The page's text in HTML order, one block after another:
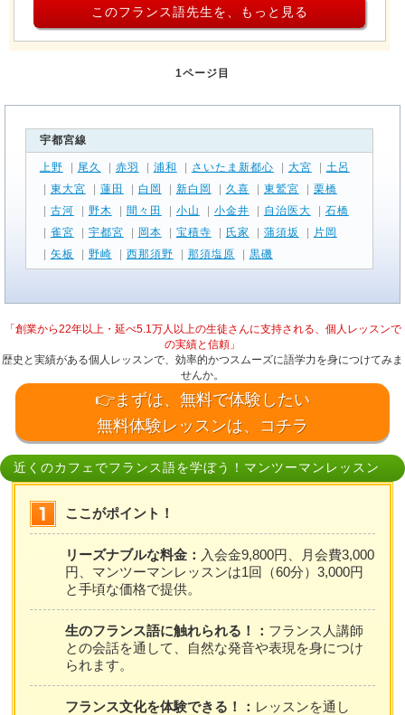
このフランス語先生を、もっと見る
1ページ目
宇都宮線
上野 尾久 赤羽 浦和 さいたま新都心 大宮
土呂
東大宮 蓮田 白岡 新白岡 久喜 東鷲宮
栗橋
古河 野木 間々田 小山 小金井 自治医大
石橋
雀宮 宇都宮 岡本 宝積寺 氏家 蒲須坂
片岡
矢板 野崎 西那須野 那須塩原 黒磯
「創業から22年以上・延べ5.1万人以上の生徒さんに支持される、個人レッスンで
の実績と信頼」
歴史と実績がある個人レッスンで、効率的かつスムーズに語学力を身につけてみま
せんか。
👉まずは、無料で体験したい
無料体験レッスンは、コチラ
近くのカフェでフランス語を学ぼう！マンツーマンレッスン
ここがポイント！
リーズナブルな料金： 入会金9,800円、月会費3,000
円、マンツーマンレッスンは1回（60分）3,000円
と手頃な価格で提供。
生のフランス語に触れられる！： フランス人講師
との会話を通して、自然な発音や表現を身につけ
られます。
フランス文化を体験できる！： レッスンを通し